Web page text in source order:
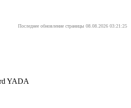
Последнее обновление страницы 08.08.2026 03:21:25
YADA